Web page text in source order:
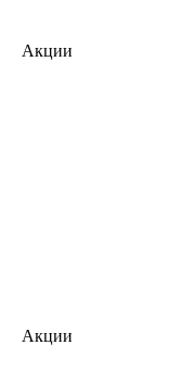
Акции
Акции